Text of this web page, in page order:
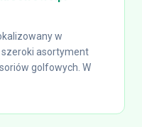
w
asortyment
golfowych. W